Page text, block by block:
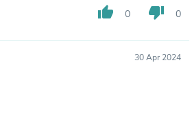
thumb_up 0 thumb_down 0
30 Apr 2024